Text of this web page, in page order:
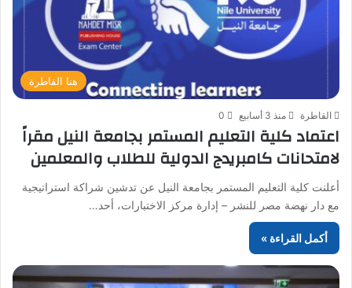
هنا القاطرة
القاطرة منذ 3 أسابيع 0
اعتماد كلية التعليم المستمر بجامعة النيل مقراً
لامتحانات كامبريدج الدولية للطلاب والمعلمين
أعلنت كلية التعليم المستمر بجامعة النيل عن تدشين شراكة استراتيجية
مع دار نهضة مصر للنشر – إدارة مركز الاختبارات، أحد…
أكمل القراءة »